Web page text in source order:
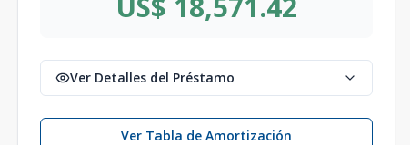
Ver Detalles del Préstamo
Ver Tabla de Amortización